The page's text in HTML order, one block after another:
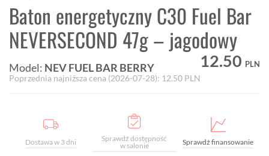
Baton energetyczny C30 Fuel Bar
NEVERSECOND 47g – jagodowy
Model: NEV FUEL BAR BERRY 12.50 PLN
Poprzednia najniższa cena (2026-07-28): 12.50 PLN
Dostawa w 3 dni
Sprawdź dostępność
w salonie
Sprawdź finansowanie